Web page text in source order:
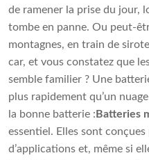
de ramener la prise du jour,
tombe en panne. Ou peut-
montagnes, en train de
car, et vous constatez que
semble familier ? Une
plus rapidement qu’un
la bonne batterie : Batteries
essentiel. Elles sont
d’applications et, même si